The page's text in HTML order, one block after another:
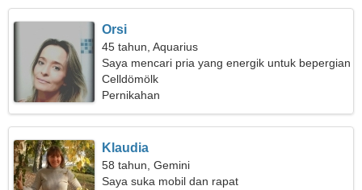
Orsi
45 tahun, Aquarius
Saya mencari pria yang energik untuk bepergian
Celldömölk
Pernikahan
Klaudia
58 tahun, Gemini
Saya suka mobil dan rapat